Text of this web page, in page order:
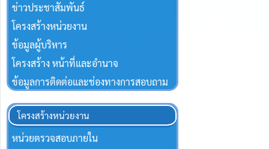
ข่าวประชาสัมพันธ์
โครงสร้างหน่วยงาน
ข้อมูลผู้บริหาร
โครงสร้าง หน้าที่และอำนาจ
ข้อมูลการติดต่อและช่องทางการสอบถาม
โครงสร้างหน่วยงาน
หน่วยตรวจสอบภายใน